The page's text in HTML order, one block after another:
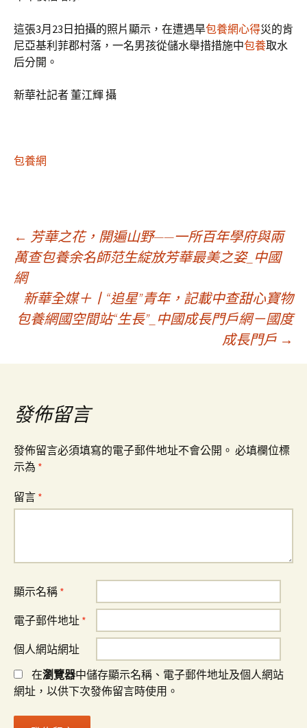
這張3月23日拍攝的照片顯示，在遭遇旱包養網心得災的肯
尼亞基利菲郡村落，一名男孩從儲水舉措措施中包養取水
后分開。
新華社記者 董江輝 攝
包養網
文
章
導
覽
← 芳華之花，開遍山野——一所百年學府與兩
萬查包養余名師范生綻放芳華最美之姿_中國
網
新華全媒＋丨“追星”青年，記載中查甜心寶物
包養網國空間站“生長”_中國成長門戶網－國度
成長門戶 →
發佈留言
發佈留言必須填寫的電子郵件地址不會公開。 必填欄位標
示為 *
留言 *
顯示名稱 *
電子郵件地址 *
個人網站網址
在瀏覽器中儲存顯示名稱、電子郵件地址及個人網站
網址，以供下次發佈留言時使用。